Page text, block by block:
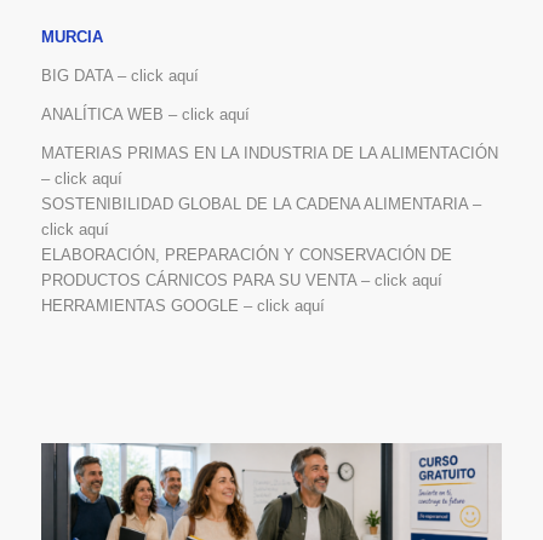
MURCIA
BIG DATA – click aquí
ANALÍTICA WEB – click aquí
MATERIAS PRIMAS EN LA INDUSTRIA DE LA ALIMENTACIÓN
– click aquí
SOSTENIBILIDAD GLOBAL DE LA CADENA ALIMENTARIA –
click aquí
ELABORACIÓN, PREPARACIÓN Y CONSERVACIÓN DE
PRODUCTOS CÁRNICOS PARA SU VENTA – click aquí
HERRAMIENTAS GOOGLE – click aquí